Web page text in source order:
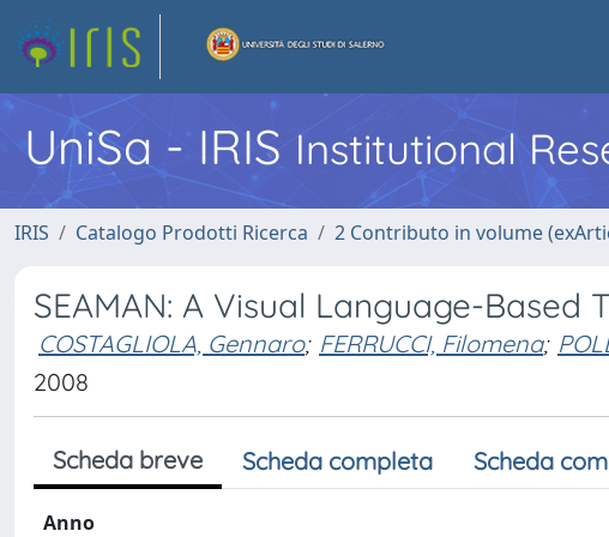
UniSa - IRIS Institutional
IRIS Catalogo Prodotti Ricerca 2 Contributo in volume
SEAMAN: A Visual Language-Based
COSTAGLIOLA, Gennaro; FERRUCCI, Filomena;
2008
Scheda breve Scheda completa Scheda
Anno